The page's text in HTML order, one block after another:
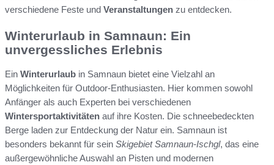
verschiedene Feste und Veranstaltungen zu entdecken.
Winterurlaub in Samnaun: Ein
unvergessliches Erlebnis
Ein Winterurlaub in Samnaun bietet eine Vielzahl an
Möglichkeiten für Outdoor-Enthusiasten. Hier kommen sowohl
Anfänger als auch Experten bei verschiedenen
Wintersportaktivitäten auf ihre Kosten. Die schneebedeckten
Berge laden zur Entdeckung der Natur ein. Samnaun ist
besonders bekannt für sein Skigebiet Samnaun-Ischgl, das eine
außergewöhnliche Auswahl an Pisten und modernen